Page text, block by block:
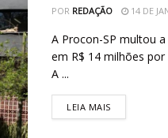
POR REDAÇÃO 14 DE
A Procon-SP multou
em R$ 14 milhões
A ...
LEIA MAIS